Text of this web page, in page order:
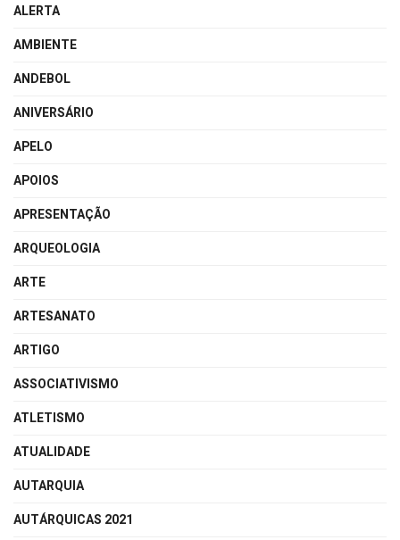
ALERTA
AMBIENTE
ANDEBOL
ANIVERSÁRIO
APELO
APOIOS
APRESENTAÇÃO
ARQUEOLOGIA
ARTE
ARTESANATO
ARTIGO
ASSOCIATIVISMO
ATLETISMO
ATUALIDADE
AUTARQUIA
AUTÁRQUICAS 2021